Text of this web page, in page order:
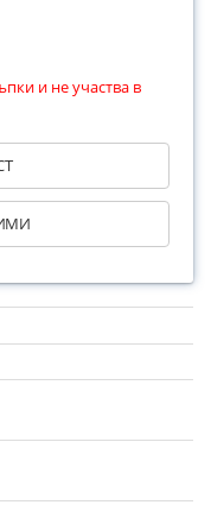
и не участва в